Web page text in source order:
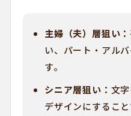
主婦（夫）層狙い：
い、パート・アル
す。
シニア層狙い： 文
デザインにするこ